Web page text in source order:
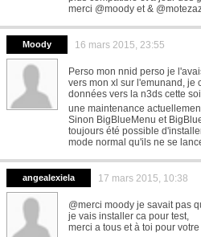
merci @moody et &
Moody 16 mars 2015, 23:55
Perso mon nnid perso je
vers mon xl sur l'emunand, je
données vers la n3ds cette
une maintenance
Sinon BigBlueMenu et
toujours été possible
mode normal qu'ils ne se
angealexiela 17 mars 2015, 10:38
@merci moody je savait pas
je vais installer ca pour test,
merci a tous et à toi pour